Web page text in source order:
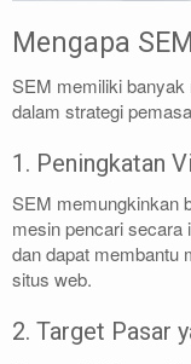
Mengapa
SEM memiliki banyak
dalam strategi
1. Peningkatan
SEM memungkinkan
mesin pencari secara
dan dapat membantu
situs web.
2. Target Pasar